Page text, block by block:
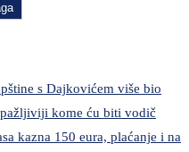
s Dajkovićem više bio
kome ću biti vodič
kazna 150 eura, plaćanje i na